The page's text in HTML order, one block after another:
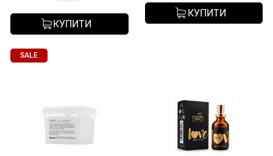
КУПИТИ
КУПИТИ
SALE